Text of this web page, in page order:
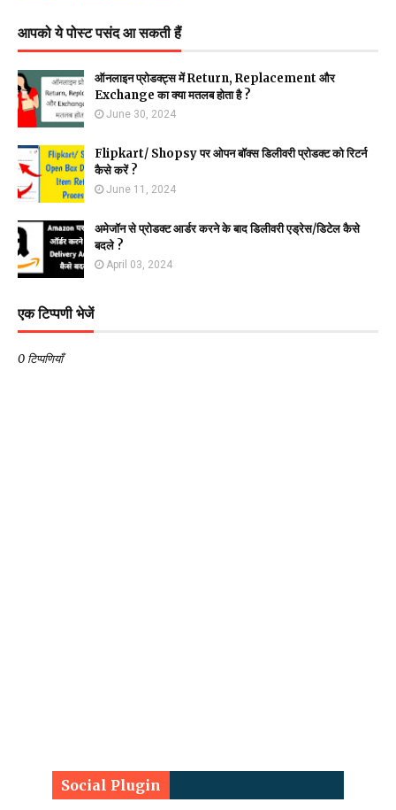
आपको ये पोस्ट पसंद आ सकती हैं
ऑनलाइन प्रोडक्ट्स में Return, Replacement और
Exchange का क्या मतलब होता है ?
June 30, 2024
Flipkart/ Shopsy पर ओपन बॉक्स डिलीवरी प्रोडक्ट को रिटर्न
कैसे करें ?
June 11, 2024
अमेजॉन से प्रोडक्ट आर्डर करने के बाद डिलीवरी एड्रेस/डिटेल कैसे
बदले ?
April 03, 2024
एक टिप्पणी भेजें
0 टिप्पणियाँ
Social Plugin